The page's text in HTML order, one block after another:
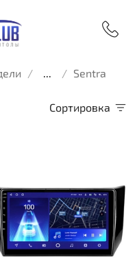
... Sentra
Сортировка